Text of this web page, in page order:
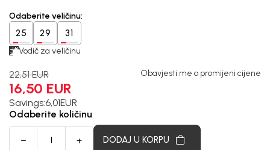
Odaberite veličinu:
25 29 31
Vodič za veličinu
22,51 EUR
16,50 EUR
Savings:6,01EUR
Obavjesti me o promijeni cijene
Odaberite količinu
DODAJ U KORPU